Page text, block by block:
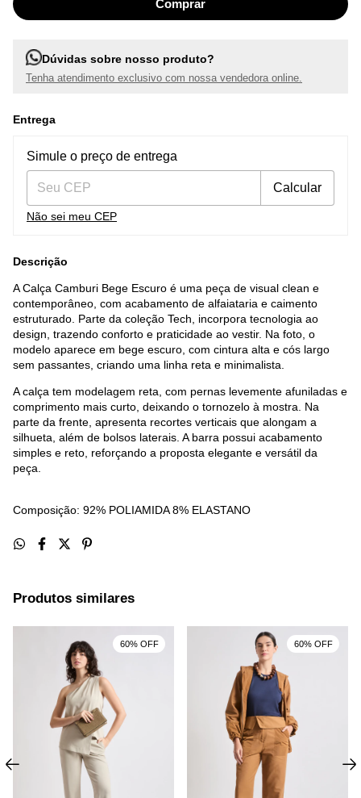
Dúvidas sobre nosso produto?
Tenha atendimento exclusivo com nossa vendedora online.
Entrega
Entregas para o CEP:
Simule o preço de entrega
Calcular
Não sei meu CEP
Descrição
A Calça Camburi Bege Escuro é uma peça de visual clean e
contemporâneo, com acabamento de alfaiataria e caimento
estruturado. Parte da coleção Tech, incorpora tecnologia ao
design, trazendo conforto e praticidade ao vestir. Na foto, o
modelo aparece em bege escuro, com cintura alta e cós largo
sem passantes, criando uma linha reta e minimalista.
A calça tem modelagem reta, com pernas levemente afuniladas e
comprimento mais curto, deixando o tornozelo à mostra. Na
parte da frente, apresenta recortes verticais que alongam a
silhueta, além de bolsos laterais. A barra possui acabamento
simples e reto, reforçando a proposta elegante e versátil da
peça.
Composição: 92% POLIAMIDA 8% ELASTANO
Produtos similares
60% OFF 60% OFF